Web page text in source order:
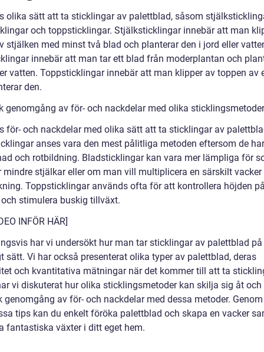
olika sätt att ta sticklingar av palettblad, såsom
och toppsticklingar. Stjälksticklingar innebär att man
stjälken med minst två blad och planterar den i jord eller
innebär att man tar ett blad från moderplantan och
vatten. Toppsticklingar innebär att man klipper av toppen av
den.
genomgång av för- och nackdelar med olika sticklingsmetoder
för- och nackdelar med olika sätt att ta sticklingar av
anses vara den mest pålitliga metoden eftersom de
och rotbildning. Bladsticklingar kan vara mer lämpliga för
mindre stjälkar eller om man vill multiplicera en särskilt vacker
Toppsticklingar används ofta för att kontrollera höjden
stimulera buskig tillväxt.
INFÖR HÄR]
har vi undersökt hur man tar sticklingar av palettblad
sätt. Vi har också presenterat olika typer av palettblad, deras
och kvantitativa mätningar när det kommer till att ta
vi diskuterat hur olika sticklingsmetoder kan skilja sig åt och
genomgång av för- och nackdelar med dessa metoder.
tips kan du enkelt föröka palettblad och skapa en vacker
fantastiska växter i ditt eget hem.